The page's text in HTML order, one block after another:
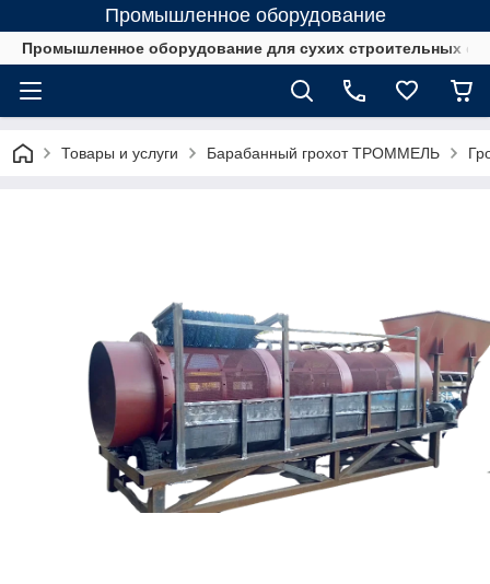
Промышленное оборудование
Промышленное оборудование для сухих строительных
Товары и услуги Барабанный грохот ТРОММЕЛЬ